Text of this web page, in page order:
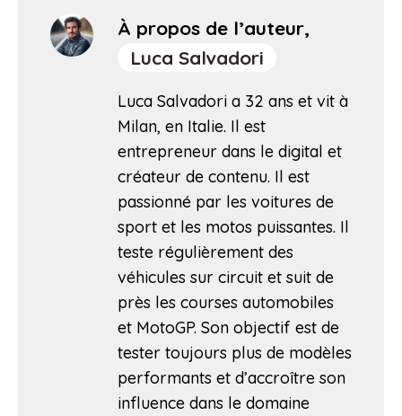
À propos de l’auteur,
Luca Salvadori
Luca Salvadori a 32 ans et vit à
Milan, en Italie. Il est
entrepreneur dans le digital et
créateur de contenu. Il est
passionné par les voitures de
sport et les motos puissantes. Il
teste régulièrement des
véhicules sur circuit et suit de
près les courses automobiles
et MotoGP. Son objectif est de
tester toujours plus de modèles
performants et d’accroître son
influence dans le domaine